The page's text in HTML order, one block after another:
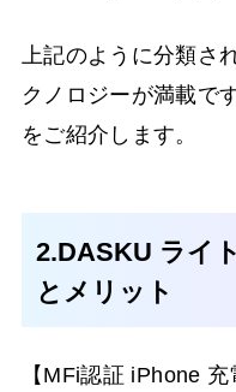
上記のように分類さ
クノロジーが満載で
をご紹介します。
2.DASKU ライ
とメリット
【MFi認証 iPhone